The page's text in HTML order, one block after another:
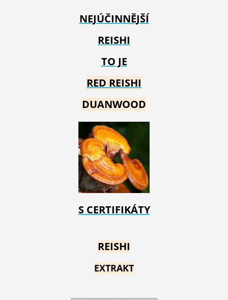
NEJÚČINNĚJŠÍ
REISHI
TO JE
RED REISHI
DUANWOOD
S CERTIFIKÁTY
REISHI
EXTRAKT